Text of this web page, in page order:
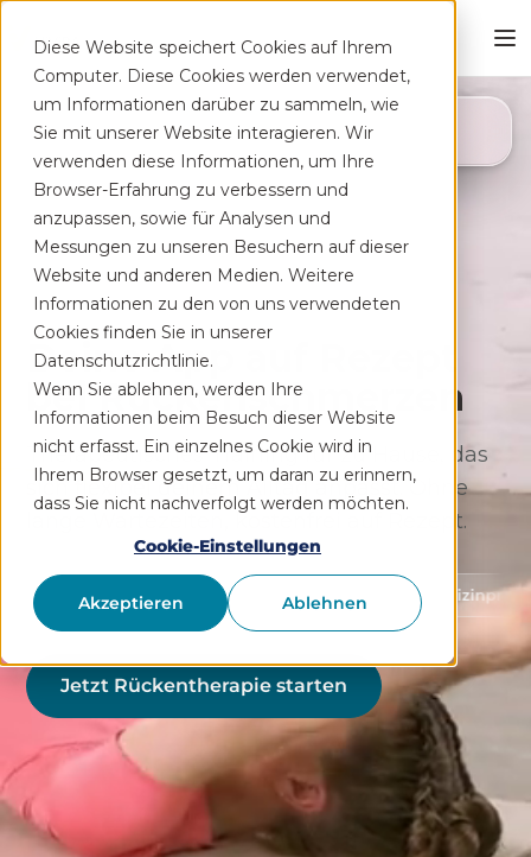
Diese Website speichert Cookies auf Ihrem
Computer. Diese Cookies werden verwendet,
um Informationen darüber zu sammeln, wie
Sie mit unserer Website interagieren. Wir
verwenden diese Informationen, um Ihre
Browser-Erfahrung zu verbessern und
anzupassen, sowie für Analysen und
Messungen zu unseren Besuchern auf dieser
Website und anderen Medien. Weitere
Informationen zu den von uns verwendeten
Cookies finden Sie in unserer
Datenschutzrichtlinie.
Wenn Sie ablehnen, werden Ihre
Informationen beim Besuch dieser Website
nicht erfasst. Ein einzelnes Cookie wird in
Ihrem Browser gesetzt, um daran zu erinnern,
dass Sie nicht nachverfolgt werden möchten.
Cookie-Einstellungen
Akzeptieren Ablehnen
Deine App auf Rezept
bei Rücken­schmerzen
Therapeutisches Training für zu Hause, das
sich flexibel deinem Alltag anpasst. Ohne
lange Wartezeiten, kostenfrei auf Rezept.
Schutz von Gesundheitsdaten Medizinprodukt Klasse
Jetzt Rückentherapie starten